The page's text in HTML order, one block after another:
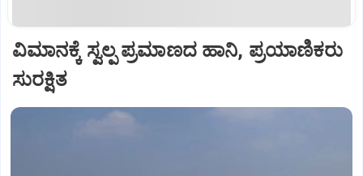
ವಿಮಾನಕ್ಕೆ ಸ್ವಲ್ಪ ಪ್ರಮಾಣದ ಹಾನಿ, ಪ್ರಯಾಣಿಕರು
ಸುರಕ್ಷಿತ